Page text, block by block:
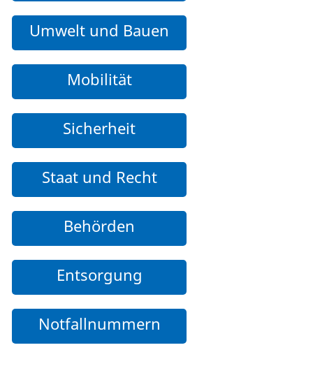
Umwelt und Bauen
Mobilität
Sicherheit
Staat und Recht
Behörden
Entsorgung
Notfallnummern